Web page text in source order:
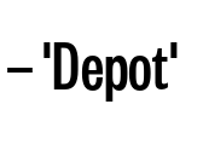
—'Depot'